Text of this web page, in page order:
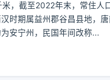
，截至2022年末，常住人
时期属益州郡谷昌县地，
安宁州，民国年间改称...